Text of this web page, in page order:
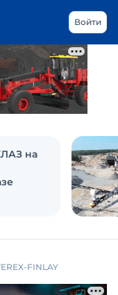
Войти
на
FINLAY